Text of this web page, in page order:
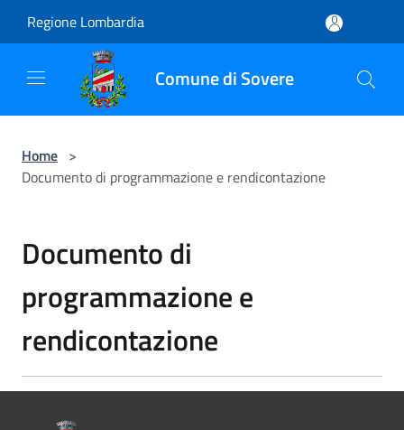
Regione Lombardia
Comune di Sovere
Home >
Documento di programmazione e rendicontazione
Documento di
programmazione e
rendicontazione